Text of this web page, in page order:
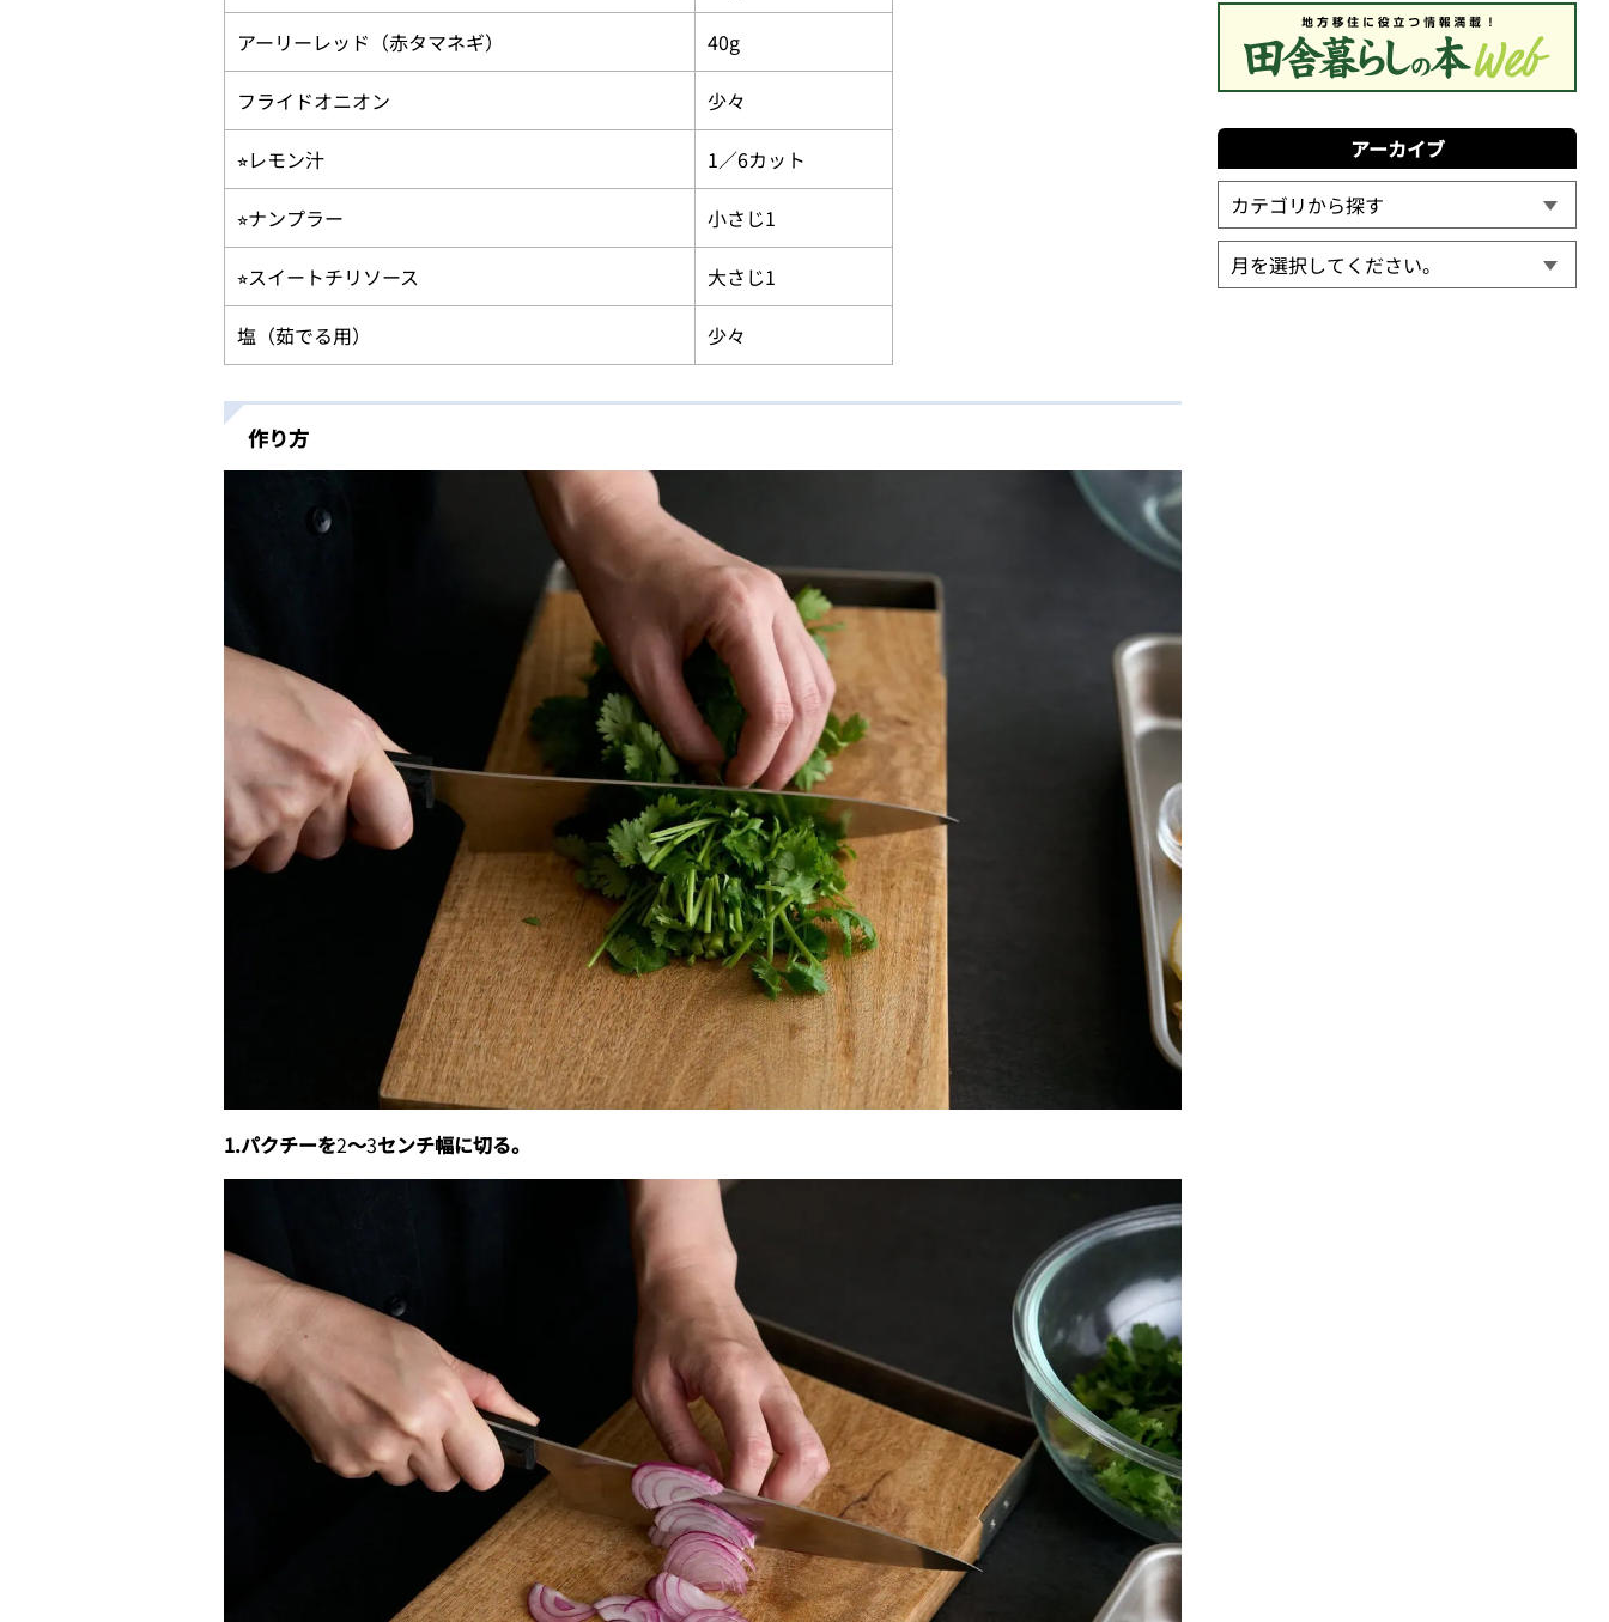
アーリーレッド（赤タマネギ） 40g
フライドオニオン 少々
⭐︎レモン汁 1／6カット
⭐︎ナンプラー 小さじ1
⭐︎スイートチリソース 大さじ1
塩（茹でる用） 少々
作り方
1.パクチーを2〜3センチ幅に切る。
アーカイブ